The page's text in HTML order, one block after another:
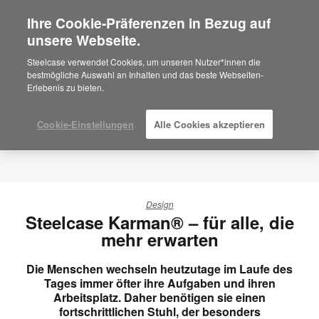
Are you in United States?
Would you like to see Products we sell in
your region?
Americas
Español
Design
Steelcase Karman® – für alle, die
mehr erwarten
Die Menschen wechseln heutzutage im Laufe des
Tages immer öfter ihre Aufgaben und ihren
Arbeitsplatz. Daher benötigen sie einen
fortschrittlichen Stuhl, der besonders
Ihre Cookie-Präferenzen in Bezug auf
unsere Webseite.
Steelcase verwendet Cookies, um unseren Nutzer*innen die
bestmögliche Auswahl an Inhalten und das beste Webseiten-
Erlebenis zu bieten.
Cookie-Einstellungen Alle Cookies akzeptieren